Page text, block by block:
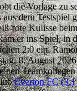
die Vorlage zu
dem Testspiel
rote Kulisse
er ins Spiel, in
2:0 ein.
8. August
Everton FC